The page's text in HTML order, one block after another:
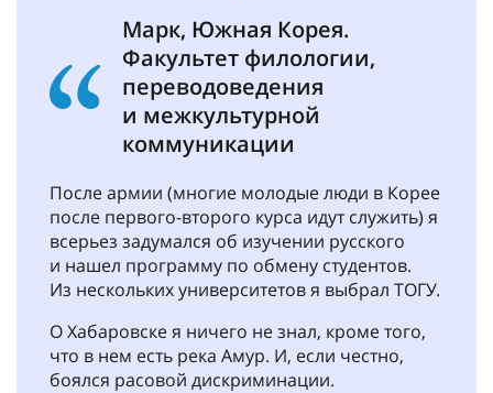
Марк, Южная Корея.
Факультет филологии,
переводоведения
и межкультурной
коммуникации
После армии (многие молодые люди в Корее
после первого-второго курса идут служить) я
всерьез задумался об изучении русского
и нашел программу по обмену студентов.
Из нескольких университетов я выбрал ТОГУ.
О Хабаровске я ничего не знал, кроме того,
что в нем есть река Амур. И, если честно,
боялся расовой дискриминации.